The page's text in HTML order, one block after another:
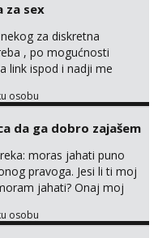
za sex
za diskretna
, po mogućnosti
link ispod i nadji me
osobu
da ga dobro zajašem
moras jahati puno
pravoga. Jesi li ti moj
jahati? Onaj moj
mi se tamo....
osobu